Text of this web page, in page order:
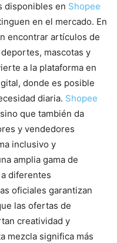
disponibles en Shopee
en el mercado. En
encontrar artículos de
mascotas y
a la plataforma en
donde es posible
diaria. Shopee
que también da
y vendedores
inclusivo y
amplia gama de
diferentes
oficiales garantizan
las ofertas de
creatividad y
mezcla significa más